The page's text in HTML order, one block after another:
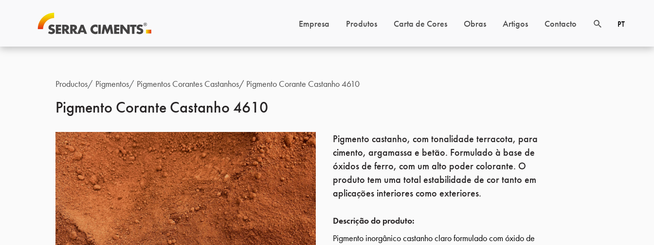
Empresa Produtos Carta de Cores Obras Artigos Contacto PT
Productos Pigmentos Pigmentos Corantes Castanhos Pigmento Corante Castanho 4610
Pigmento Corante Castanho 4610
Pigmento castanho, com tonalidade terracota, para
cimento, argamassa e betão. Formulado à base de
óxidos de ferro, com um alto poder colorante. O
produto tem uma total estabilidade de cor tanto em
aplicações interiores como exteriores.
Descrição do produto:
Pigmento inorgânico castanho claro formulado com óxido de